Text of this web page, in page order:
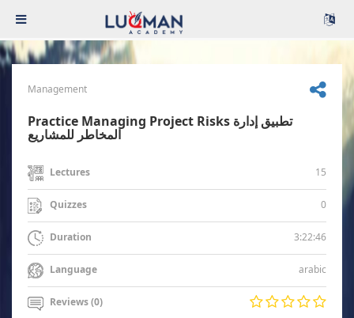
Management
Practice Managing Project Risks تطبيق إدارة
المخاطر للمشاريع
Lectures 15
Quizzes 0
Duration 3:22:46
Language arabic
Reviews (0)